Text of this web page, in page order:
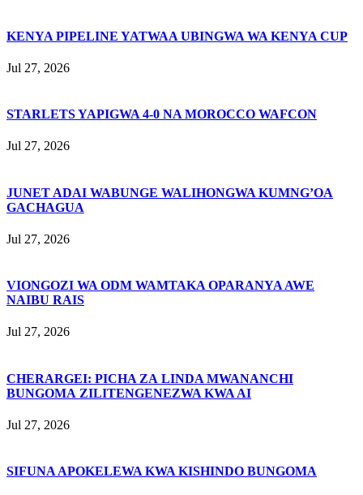
KENYA PIPELINE YATWAA UBINGWA WA KENYA CUP
Jul 27, 2026
STARLETS YAPIGWA 4-0 NA MOROCCO WAFCON
Jul 27, 2026
JUNET ADAI WABUNGE WALIHONGWA KUMNG’OA
GACHAGUA
Jul 27, 2026
VIONGOZI WA ODM WAMTAKA OPARANYA AWE
NAIBU RAIS
Jul 27, 2026
CHERARGEI: PICHA ZA LINDA MWANANCHI
BUNGOMA ZILITENGENEZWA KWA AI
Jul 27, 2026
SIFUNA APOKELEWA KWA KISHINDO BUNGOMA